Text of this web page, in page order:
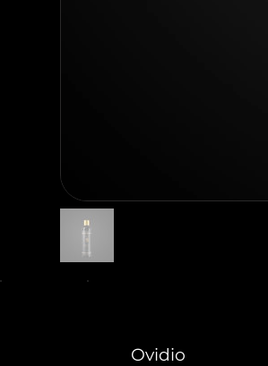
Ovidio